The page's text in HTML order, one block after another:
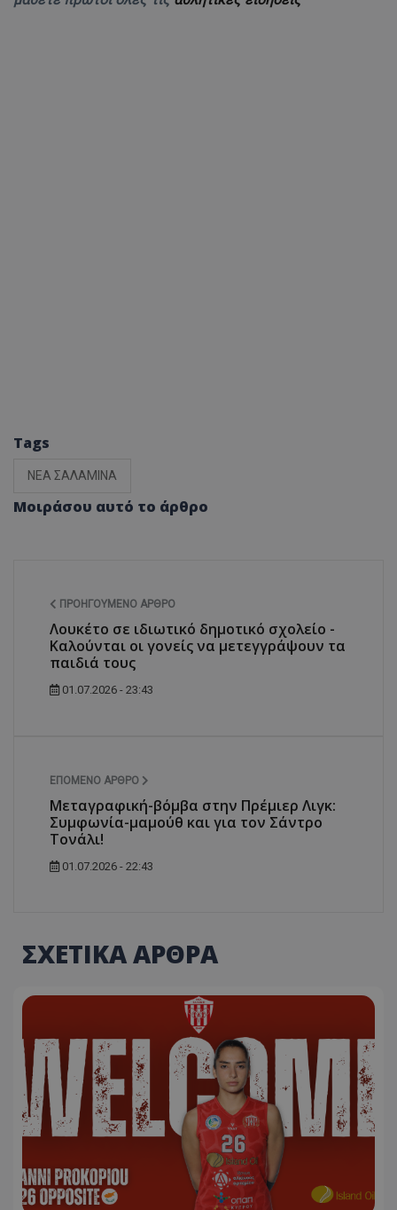
Tags
ΝΕΑ ΣΑΛΑΜΙΝΑ
Μοιράσου αυτό το άρθρο
ΠΡΟΗΓΟΎΜΕΝΟ ΆΡΘΡΟ
Λουκέτο σε ιδιωτικό δημοτικό σχολείο -
Καλούνται οι γονείς να μετεγγράψουν τα
παιδιά τους
01.07.2026 - 23:43
ΕΠΌΜΕΝΟ ΆΡΘΡΟ
Μεταγραφική-βόμβα στην Πρέμιερ Λιγκ:
Συμφωνία-μαμούθ και για τον Σάντρο
Τονάλι!
01.07.2026 - 22:43
ΣΧΕΤΙΚΑ ΑΡΘΡΑ